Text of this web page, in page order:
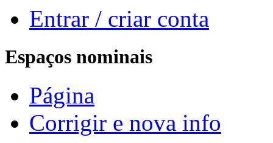
Entrar / criar conta
Espaços nominais
Página
Corrigir e nova info